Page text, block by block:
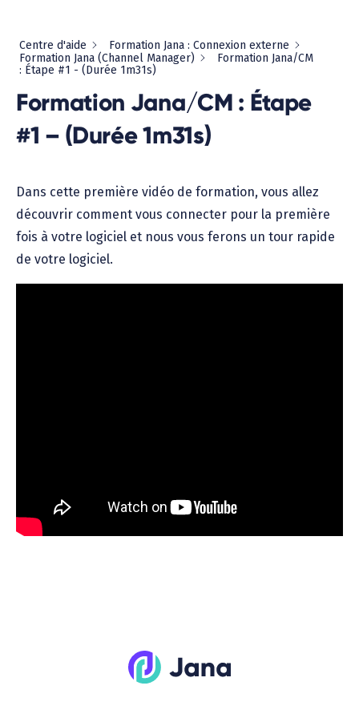
Centre d'aide
Formation Jana : Connexion externe
Formation Jana (Channel Manager)
Formation Jana/CM
: Étape #1 - (Durée 1m31s)
Formation Jana/CM : Étape
#1 – (Durée 1m31s)
Dans cette première vidéo de formation, vous allez
découvrir comment vous connecter pour la première
fois à votre logiciel et nous vous ferons un tour rapide
de votre logiciel.